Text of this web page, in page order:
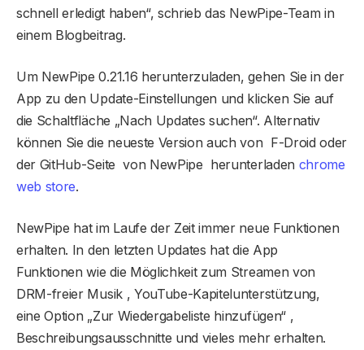
schnell erledigt haben“, schrieb das NewPipe-Team in
einem Blogbeitrag.
Um NewPipe 0.21.16 herunterzuladen, gehen Sie in der
App zu den Update-Einstellungen und klicken Sie auf
die Schaltfläche „Nach Updates suchen“. Alternativ
können Sie die neueste Version auch von F-Droid oder
der GitHub-Seite von NewPipe herunterladen chrome
web store.
NewPipe hat im Laufe der Zeit immer neue Funktionen
erhalten. In den letzten Updates hat die App
Funktionen wie die Möglichkeit zum Streamen von
DRM-freier Musik , YouTube-Kapitelunterstützung,
eine Option „Zur Wiedergabeliste hinzufügen“ ,
Beschreibungsausschnitte und vieles mehr erhalten.